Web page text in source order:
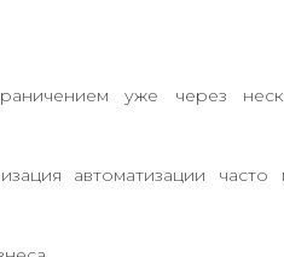
уже через
автоматизации часто